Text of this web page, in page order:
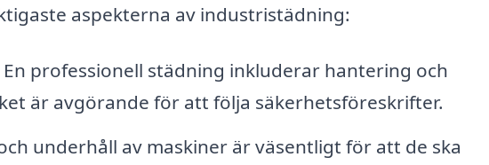
aspekterna av industristädning:
En professionell städning inkluderar hantering och
är avgörande för att följa säkerhetsföreskrifter.
underhåll av maskiner är väsentligt för att de ska